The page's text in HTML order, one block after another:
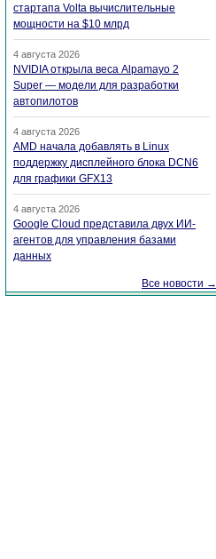
стартапа Volta вычислительные
мощности на $10 млрд
4 августа 2026
NVIDIA открыла веса Alpamayo 2
Super — модели для разработки
автопилотов
4 августа 2026
AMD начала добавлять в Linux
поддержку дисплейного блока DCN6
для графики GFX13
4 августа 2026
Google Cloud представила двух ИИ-
агентов для управления базами
данных
Все новости →